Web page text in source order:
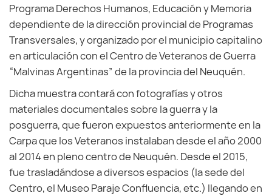
Programa Derechos Humanos, Educación y Memoria
dependiente de la dirección provincial de Programas
Transversales, y organizado por el municipio capitalino
en articulación con el Centro de Veteranos de Guerra
“Malvinas Argentinas” de la provincia del Neuquén.
Dicha muestra contará con fotografías y otros
materiales documentales sobre la guerra y la
posguerra, que fueron expuestos anteriormente en la
Carpa que los Veteranos instalaban desde el año 2000
al 2014 en pleno centro de Neuquén. Desde el 2015,
fue trasladándose a diversos espacios (la sede del
Centro, el Museo Paraje Confluencia, etc.) llegando en